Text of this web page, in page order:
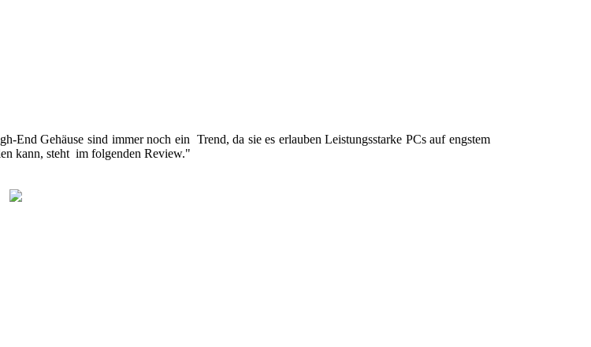
Gehäuse sind immer noch ein Trend, da sie es erlauben Leistungsstarke PCs auf engstem
kann, steht im folgenden Review."